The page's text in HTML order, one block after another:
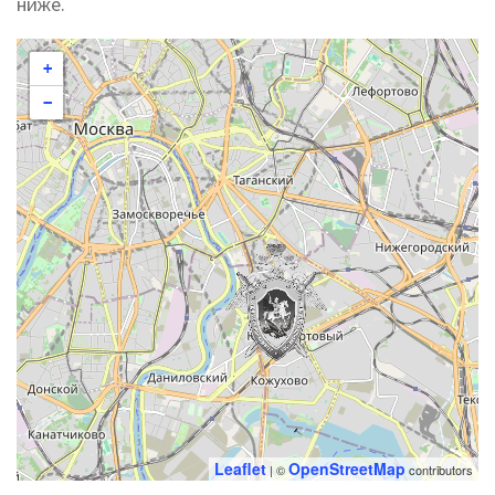
+
−
Leaflet | ©OpenStreetMap contributors